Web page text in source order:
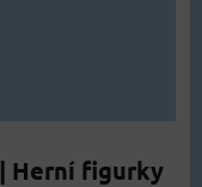
Herní figurky